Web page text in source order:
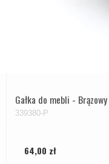
Gałka do mebli -
339380-P
64,00 zł